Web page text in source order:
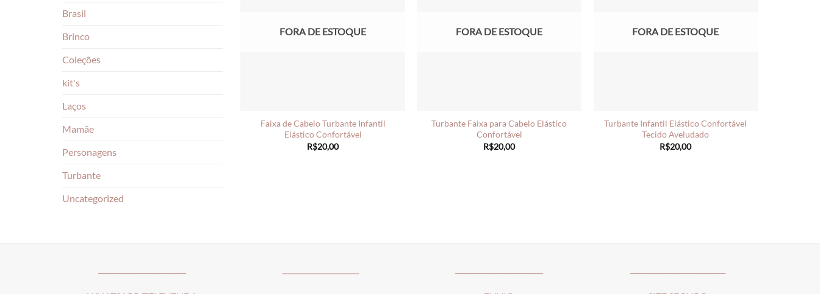
Brasil
Brinco
Coleções
kit's
Laços
Mamãe
Personagens
Turbante
Uncategorized
FORA DE ESTOQUE
Faixa de Cabelo Turbante Infantil
Elástico Confortável
R$20,00
FORA DE ESTOQUE
Turbante Faixa para Cabelo Elástico
Confortável
R$20,00
FORA DE ESTOQUE
Turbante Infantil Elástico Confortável
Tecido Aveludado
R$20,00